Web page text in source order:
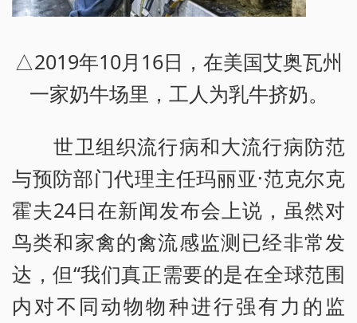
△2019年10月16日，在美国艾奥瓦州
一家奶牛场里，工人为乳牛挤奶。
世卫组织流行病和大流行病防范
与预防部门代理主任玛丽亚·范克尔克
霍夫24日在新闻发布会上说，虽然对
鸟类和家禽的禽流感监测已经非常发
达，但“我们真正需要的是在全球范围
内对不同动物物种进行强有力的监